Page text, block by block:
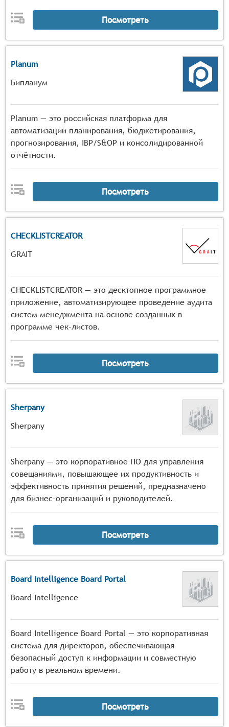
Посмотреть
Planum
Бипланум
Planum — это российская платформа для
автоматизации планирования, бюджетирования,
прогнозирования, IBP/S&OP и консолидированной
отчётности.
Посмотреть
CHECKLISTCREATOR
GRAIT
CHECKLISTCREATOR — это десктопное программное
приложение, автоматизирующее проведение аудита
систем менеджмента на основе созданных в
программе чек-листов.
Посмотреть
Sherpany
Sherpany
Sherpany — это корпоративное ПО для управления
совещаниями, повышающее их продуктивность и
эффективность принятия решений, предназначено
для бизнес-организаций и руководителей.
Посмотреть
Board Intelligence Board Portal
Board Intelligence
Board Intelligence Board Portal — это корпоративная
система для директоров, обеспечивающая
безопасный доступ к информации и совместную
работу в реальном времени.
Посмотреть